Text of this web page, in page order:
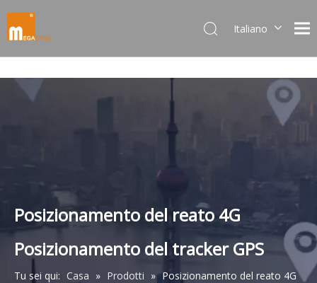
Italiano
English
Posizionamento del reato 4G
Posizionamento del tracker GPS
Tu sei qui: Casa » Prodotti » Posizionamento del reato 4G